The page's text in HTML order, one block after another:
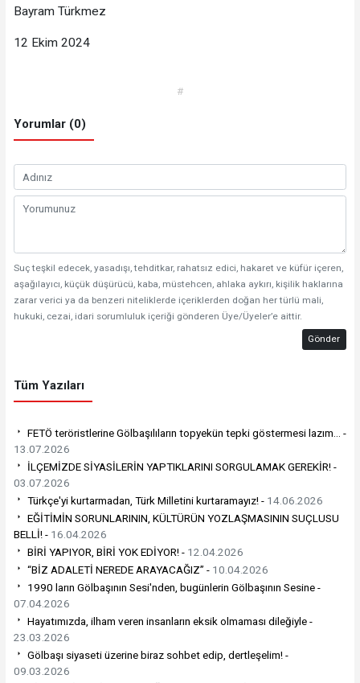
Bayram Türkmez
12 Ekim 2024
#
Yorumlar (0)
Suç teşkil edecek, yasadışı, tehditkar, rahatsız edici, hakaret ve küfür içeren,
aşağılayıcı, küçük düşürücü, kaba, müstehcen, ahlaka aykırı, kişilik haklarına
zarar verici ya da benzeri niteliklerde içeriklerden doğan her türlü mali,
hukuki, cezai, idari sorumluluk içeriği gönderen Üye/Üyeler’e aittir.
Gönder
Tüm Yazıları
FETÖ teröristlerine Gölbaşılıların topyekün tepki göstermesi lazım… -
13.07.2026
İLÇEMİZDE SİYASİLERİN YAPTIKLARINI SORGULAMAK GEREKİR! -
03.07.2026
Türkçe'yi kurtarmadan, Türk Milletini kurtaramayız! - 14.06.2026
EĞİTİMİN SORUNLARININ, KÜLTÜRÜN YOZLAŞMASININ SUÇLUSU
BELLİ! - 16.04.2026
BİRİ YAPIYOR, BİRİ YOK EDİYOR! - 12.04.2026
“BİZ ADALETİ NEREDE ARAYACAĞIZ” - 10.04.2026
1990 ların Gölbaşının Sesi'nden, bugünlerin Gölbaşının Sesine -
07.04.2026
Hayatımızda, ilham veren insanların eksik olmaması dileğiyle -
23.03.2026
Gölbaşı siyaseti üzerine biraz sohbet edip, dertleşelim! -
09.03.2026